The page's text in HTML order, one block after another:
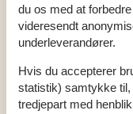
Sommerhus i
du os med at
videresendt
underleverandører.
Hvis du accepterer
statistik) samtykke
tredjepart med